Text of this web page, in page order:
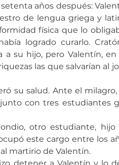
años después:
de lengua griega y
física que lo
logrado curarlo.
su hijo, pero Valentín, en
las que salvarían al
su salud. Ante el
con tres estudiantes
otro estudiante,
este cargo entre los
martirio de Valentín.